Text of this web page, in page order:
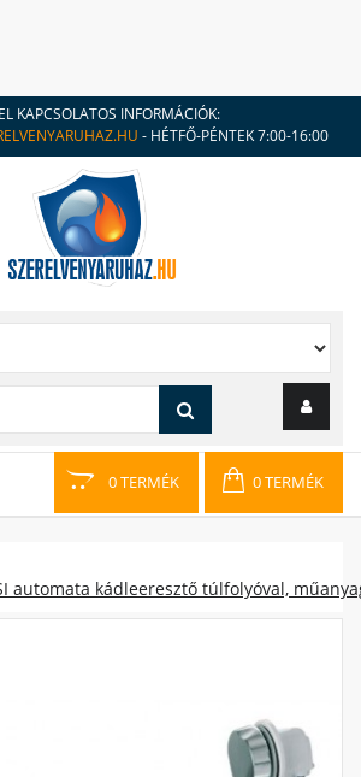
KAPCSOLATOS INFORMÁCIÓK:
- HÉTFŐ-PÉNTEK 7:00-16:00
0 TERMÉK 0 TERMÉK
automata kádleeresztő túlfolyóval,